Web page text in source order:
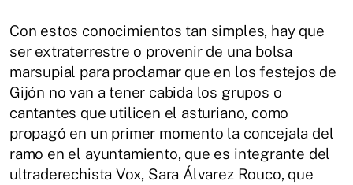
Con estos conocimientos tan simples, hay que
ser extraterrestre o provenir de una bolsa
marsupial para proclamar que en los festejos de
Gijón no van a tener cabida los grupos o
cantantes que utilicen el asturiano, como
propagó en un primer momento la concejala del
ramo en el ayuntamiento, que es integrante del
ultraderechista Vox, Sara Álvarez Rouco, que